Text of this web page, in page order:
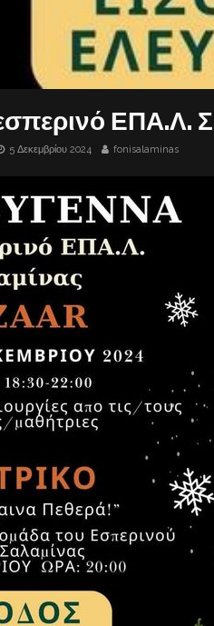
ΕΠΑ.Λ.
5 Δεκεμβρίου 2024 fonisalaminas